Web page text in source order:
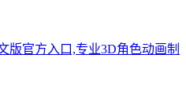
版官方入口,专业3D角色动画制